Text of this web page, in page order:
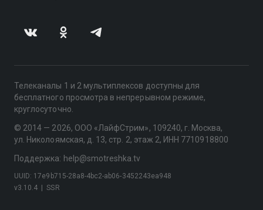
Телеканалы 1 и 2 мультиплексов доступны для
бесплатного просмотра в непрерывном режиме,
круглосуточно.
© 2014 — 2026, ООО «ЛайфСтрим», 109240, г. Москва,
ул. Николоямская, д. 13, стр. 2, этаж 2, ИНН 7710918800
Поддержка: help@smotreshka.tv
v3.10.4 SSR
UUID: 17e9b715-28a8-4bc2-ab06-3452243ea948